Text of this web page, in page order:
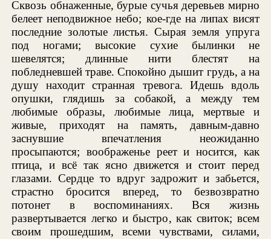
Сквозь обнаженные, бурые сучья деревьев мирно
белеет неподвижное небо; кое-где на липах висят
последние золотые листья. Сырая земля упруга
под ногами; высокие сухие былинки не
шевелятся; длинные нити блестят на
побледневшей траве. Спокойно дышит грудь, а на
душу находит странная тревога. Идешь вдоль
опушки, глядишь за собакой, а между тем
любимые образы, любимые лица, мертвые и
живые, приходят на память, давным-давно
заснувшие впечатления неожиданно
просыпаются; воображенье реет и носится, как
птица, и всё так ясно движется и стоит перед
глазами. Сердце то вдруг задрожит и забьется,
страстно бросится вперед, то безвозвратно
потонет в воспоминаниях. Вся жизнь
развертывается легко и быстро, как свиток; всем
своим прошедшим, всеми чувствами, силами,